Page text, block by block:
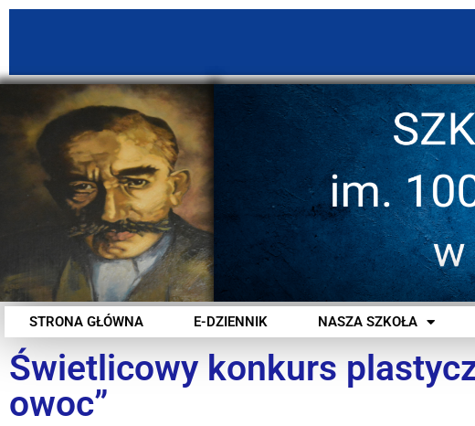
STRONA GŁÓWNA E-DZIENNIK NASZA SZKOŁA
Świetlicowy konkurs
owoc”